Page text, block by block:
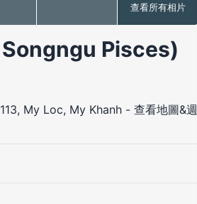
查看所有相片
Pisces)
My Loc, My Khanh - 查看地圖&週